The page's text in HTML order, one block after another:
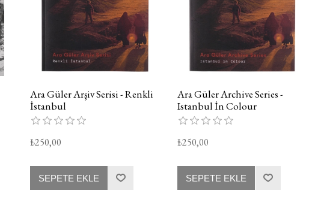
Ara Güler Arşiv Serisi - Renkli
İstanbul
₺250,00
SEPETE EKLE
Ara Güler Archive Series -
Istanbul İn Colour
₺250,00
SEPETE EKLE